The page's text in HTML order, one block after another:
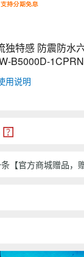
独特感 防震防水
B5000D-1CPRN
用说明
【官方商城赠品，